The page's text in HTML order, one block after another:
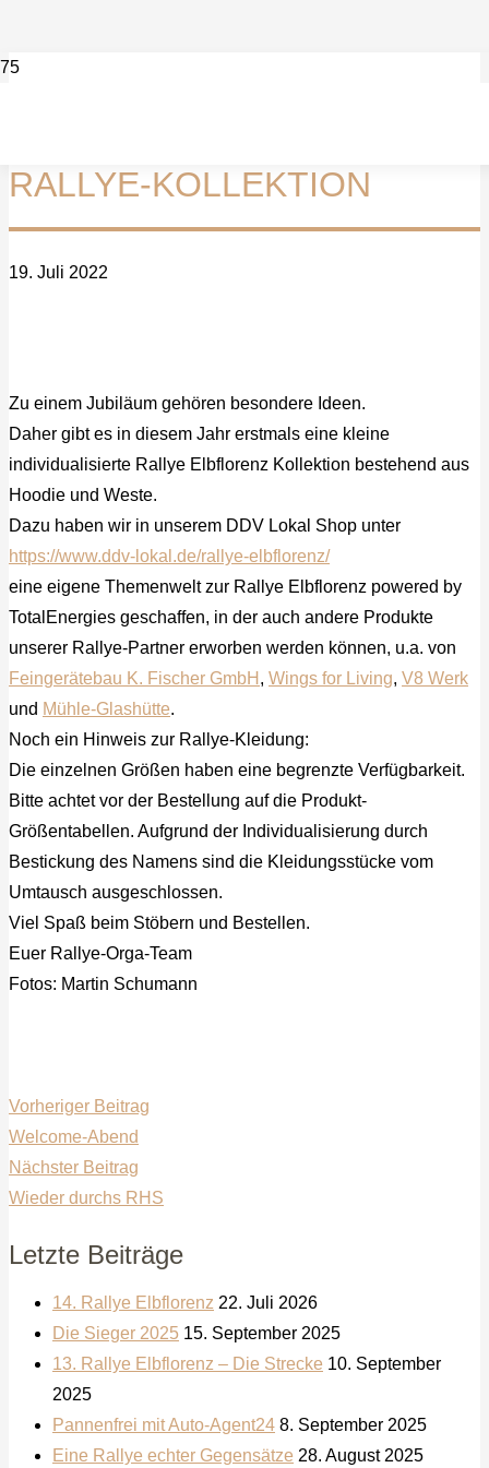
RALLYE-KOLLEKTION
19. Juli 2022
Zu einem Jubiläum gehören besondere Ideen.
Daher gibt es in diesem Jahr erstmals eine kleine
individualisierte Rallye Elbflorenz Kollektion bestehend aus
Hoodie und Weste.
Dazu haben wir in unserem DDV Lokal Shop unter
https://www.ddv-lokal.de/rallye-elbflorenz/
eine eigene Themenwelt zur Rallye Elbflorenz powered by
TotalEnergies geschaffen, in der auch andere Produkte
unserer Rallye-Partner erworben werden können, u.a. von
Feingerätebau K. Fischer GmbH , Wings for Living, V8 Werk
und Mühle-Glashütte.
Noch ein Hinweis zur Rallye-Kleidung:
Die einzelnen Größen haben eine begrenzte Verfügbarkeit.
Bitte achtet vor der Bestellung auf die Produkt-
Größentabellen. Aufgrund der Individualisierung durch
Bestickung des Namens sind die Kleidungsstücke vom
Umtausch ausgeschlossen.
Viel Spaß beim Stöbern und Bestellen.
Euer Rallye-Orga-Team
Fotos: Martin Schumann
Vorheriger Beitrag
Welcome-Abend
Nächster Beitrag
Wieder durchs RHS
Letzte Beiträge
14. Rallye Elbflorenz 22. Juli 2026
Die Sieger 2025 15. September 2025
13. Rallye Elbflorenz – Die Strecke 10. September
2025
Pannenfrei mit Auto-Agent24 8. September 2025
Eine Rallye echter Gegensätze 28. August 2025